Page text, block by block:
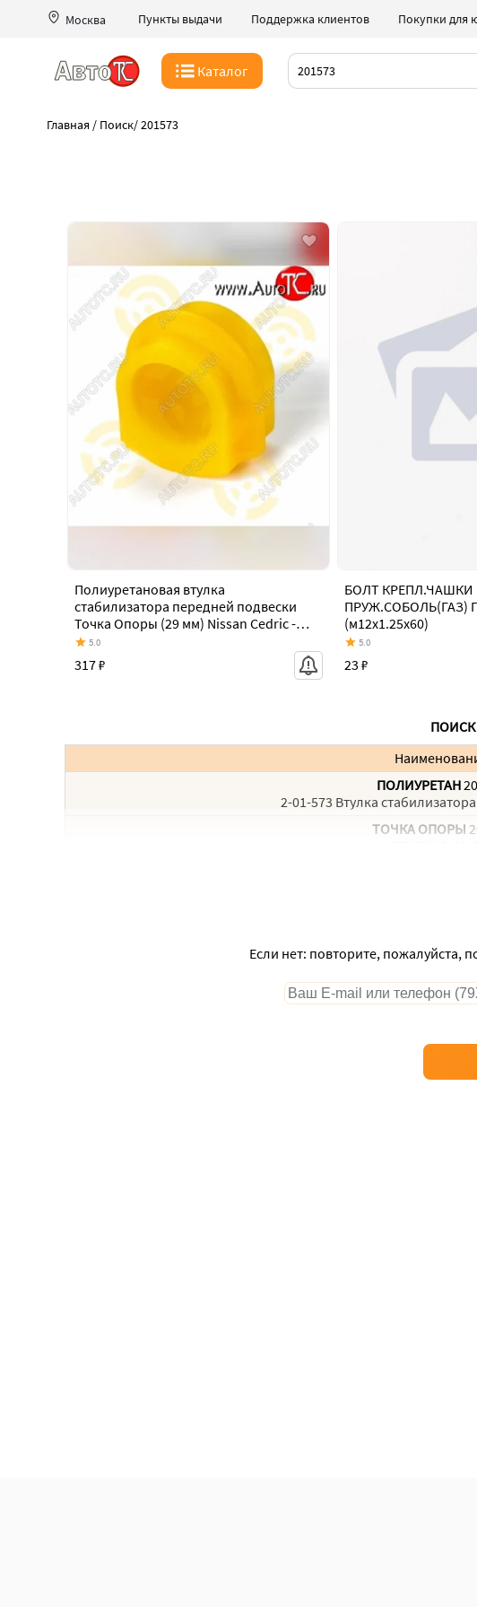
Москва Пункты выдачи Поддержка клиентов Покупки для
Каталог
Главная / Поиск/201573
Полиуретановая втулка
стабилизатора передней подвески
Точка Опоры (29 мм) Nissan Cedric -
Gloria
5.0
317 ₽
БОЛТ КРЕПЛ.ЧАШКИ
ПРУЖ.СОБОЛЬ(ГАЗ)
(м12х1.25х60)
5.0
23 ₽
ПОИСК
ПОЛИУРЕТАН
2-01-573 Втулка
ТОЧКА ОПОРЫ
Если нет: повторите, пожалуйста,